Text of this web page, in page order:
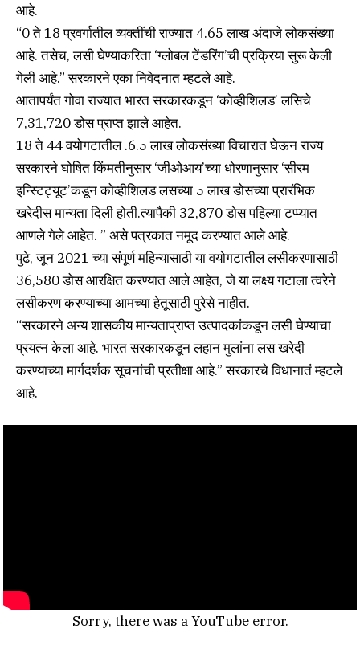
आहे.
“0 ते 18 प्रवर्गातील व्यक्तींची राज्यात 4.65 लाख अंदाजे लोकसंख्या
आहे. तसेच, लसी घेण्याकरिता ‘ग्लोबल टेंडरिंग’ची प्रक्रिया सुरू केली
गेली आहे.” सरकारने एका निवेदनात म्हटले आहे.
आतापर्यंत गोवा राज्यात भारत सरकारकडून ‘कोव्हीशिलड’ लसिचे
7,31,720 डोस प्राप्त झाले आहेत.
18 ते 44 वयोगटातील .6.5 लाख लोकसंख्या विचारात घेऊन राज्य
सरकारने घोषित किंमतीनुसार ‘जीओआय’च्या धोरणानुसार ‘सीरम
इन्स्टिट्यूट’कडून कोव्हीशिलड लसच्या 5 लाख डोसच्या प्रारंभिक
खरेदीस मान्यता दिली होती.त्यापैकी 32,870 डोस पहिल्या टप्प्यात
आणले गेले आहेत. ” असे पत्रकात नमूद करण्यात आले आहे.
पुढे, जून 2021 च्या संपूर्ण महिन्यासाठी या वयोगटातील लसीकरणासाठी
36,580 डोस आरक्षित करण्यात आले आहेत, जे या लक्ष्य गटाला त्वरेने
लसीकरण करण्याच्या आमच्या हेतूसाठी पुरेसे नाहीत.
“सरकारने अन्य शासकीय मान्यताप्राप्त उत्पादकांकडून लसी घेण्याचा
प्रयत्न केला आहे. भारत सरकारकडून लहान मुलांना लस खरेदी
करण्याच्या मार्गदर्शक सूचनांची प्रतीक्षा आहे.” सरकारचे विधानातं म्हटले
आहे.
Sorry, there was a YouTube error.